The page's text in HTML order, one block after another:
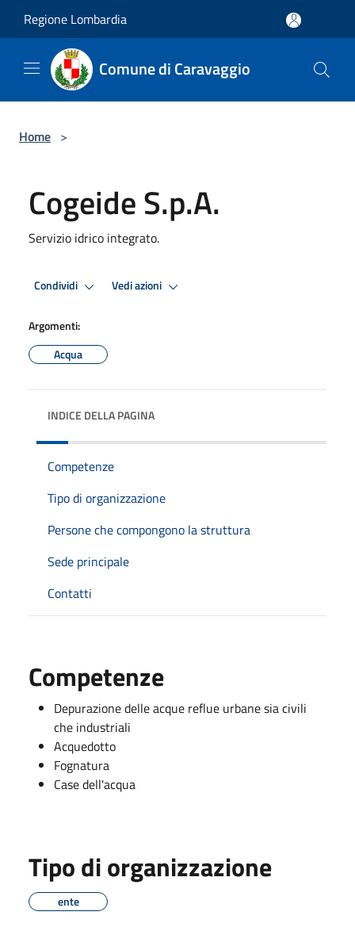
Regione Lombardia
Comune di Caravaggio
Home >
Cogeide S.p.A.
Servizio idrico integrato.
Condividi Vedi azioni
Argomenti:
Acqua
INDICE DELLA PAGINA
Competenze
Tipo di organizzazione
Persone che compongono la struttura
Sede principale
Contatti
Competenze
Depurazione delle acque reflue urbane sia civili
che industriali
Acquedotto
Fognatura
Case dell'acqua
Tipo di organizzazione
ente